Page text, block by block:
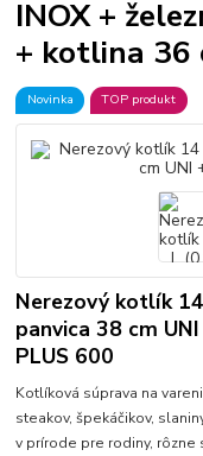
INOX +
+ kotlina 36
Novinka TOP produkt
Nerezový kotlík
panvica 38 cm
PLUS 600
Kotlíková súprava na
steakov, špekáčikov,
v prírode pre rodiny,